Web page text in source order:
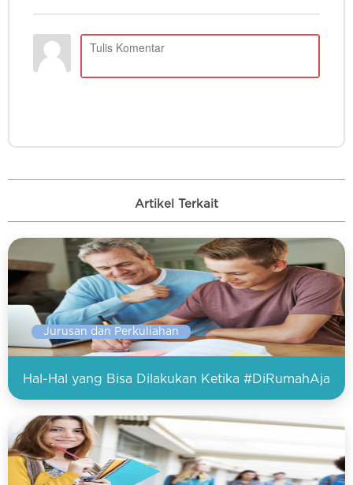
Artikel Terkait
Jurusan dan Perkuliahan
Hal-Hal yang Bisa Dilakukan Ketika #DiRumahAja